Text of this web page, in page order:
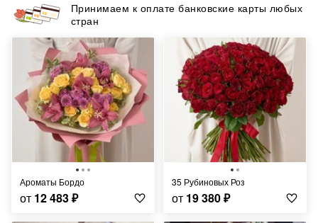
Принимаем к оплате банковские карты любых
стран
Ароматы Бордо
от 12 483₽
35 Рубиновых Роз
от 19 380₽